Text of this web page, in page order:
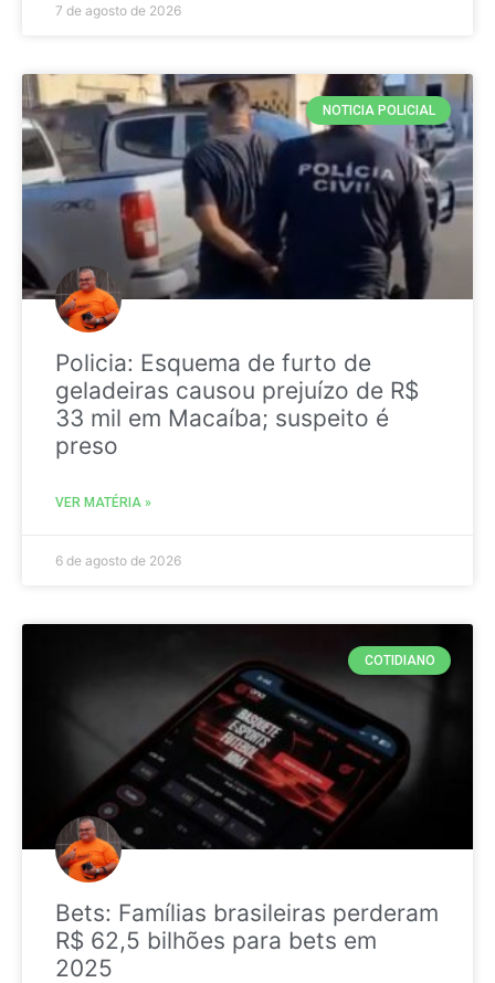
7 de agosto de 2026
NOTICIA POLICIAL
Policia: Esquema de furto de
geladeiras causou prejuízo de R$
33 mil em Macaíba; suspeito é
preso
VER MATÉRIA »
6 de agosto de 2026
COTIDIANO
Bets: Famílias brasileiras perderam
R$ 62,5 bilhões para bets em
2025